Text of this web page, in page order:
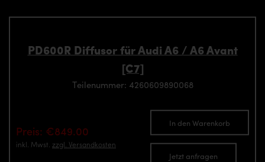
PD600R Diffusor für Audi A6 / A6 Avant
[C7]
Teilenummer: 4260609890068
Preis: €849.00
inkl. Mwst. zzgl. Versandkosten
In den Warenkorb
Jetzt anfragen